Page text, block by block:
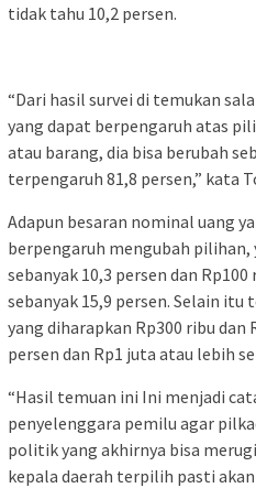
tidak tahu 10,2 persen.
“Dari hasil survei di temukan
yang dapat berpengaruh atas
atau barang, dia bisa berubah
terpengaruh 81,8 persen,” kata
Adapun besaran nominal uang
berpengaruh mengubah pilihan,
sebanyak 10,3 persen dan
sebanyak 15,9 persen. Selain
yang diharapkan Rp300 ribu dan
persen dan Rp1 juta atau lebih
“Hasil temuan ini Ini menjadi
penyelenggara pemilu agar
politik yang akhirnya bisa
kepala daerah terpilih pasti